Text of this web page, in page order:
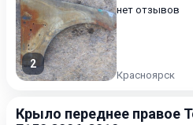
2
нет отзывов
Красноярск
Крыло переднее правое